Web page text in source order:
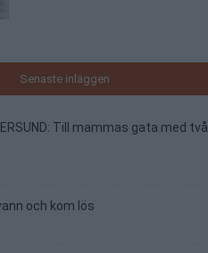
Senaste inläggen
Till mammas gata med två
och kom lös